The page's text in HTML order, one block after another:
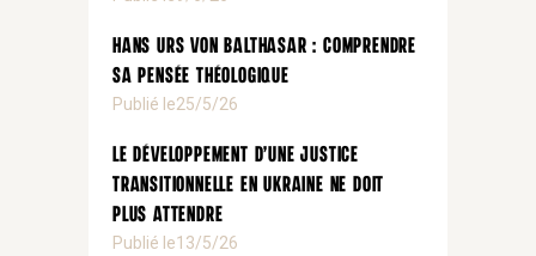
Hans Urs von Balthasar : comprendre
sa pensée théologique
Publié le25/5/26
Le développement d’une justice
transitionnelle en Ukraine ne doit
plus attendre
Publié le13/5/26